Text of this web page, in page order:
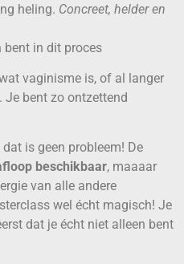
heling. Concreet, helder en
bent in dit proces
vaginisme is, of al langer
Je bent zo ontzettend
is geen probleem! De
beschikbaar, maaaar
van alle andere
wel écht magisch! Je
dat je écht niet alleen bent